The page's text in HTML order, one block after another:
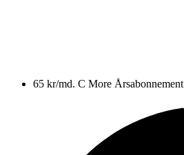
65 kr/md. C More Årsabonnement